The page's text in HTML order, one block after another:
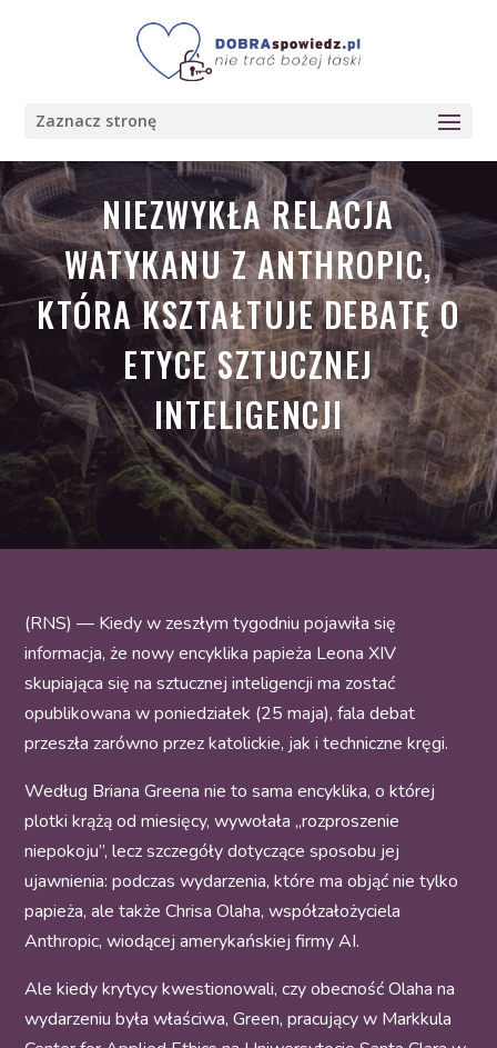
Zaznacz stronę
NIEZWYKŁA RELACJA
WATYKANU Z ANTHROPIC,
KTÓRA KSZTAŁTUJE DEBATĘ O
ETYCE SZTUCZNEJ
INTELIGENCJI
(RNS) — Kiedy w zeszłym tygodniu pojawiła się
informacja, że nowy encyklika papieża Leona XIV
skupiająca się na sztucznej inteligencji ma zostać
opublikowana w poniedziałek (25 maja), fala debat
przeszła zarówno przez katolickie, jak i techniczne kręgi.
Według Briana Greena nie to sama encyklika, o której
plotki krążą od miesięcy, wywołała „rozproszenie
niepokoju”, lecz szczegóły dotyczące sposobu jej
ujawnienia: podczas wydarzenia, które ma objąć nie tylko
papieża, ale także Chrisa Olaha, współzałożyciela
Anthropic, wiodącej amerykańskiej firmy AI.
Ale kiedy krytycy kwestionowali, czy obecność Olaha na
wydarzeniu była właściwa, Green, pracujący w Markkula